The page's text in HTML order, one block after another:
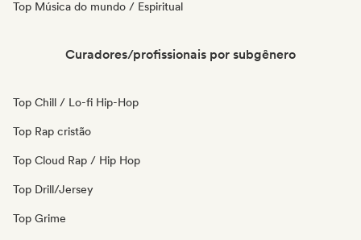
Top Música do mundo / Espiritual
Curadores/profissionais por subgênero
Top Chill / Lo-fi Hip-Hop
Top Rap cristão
Top Cloud Rap / Hip Hop
Top Drill/Jersey
Top Grime